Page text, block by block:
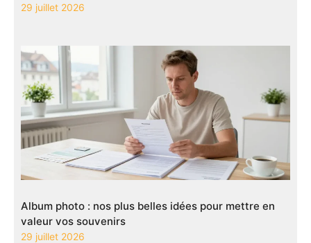
29 juillet 2026
Album photo : nos plus belles idées pour mettre en
valeur vos souvenirs
29 juillet 2026